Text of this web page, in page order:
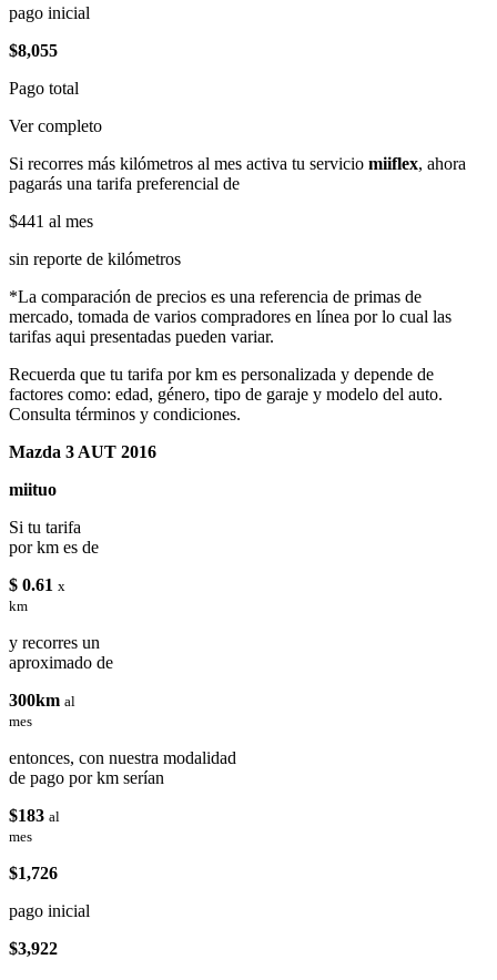
pago inicial
$8,055
Pago total
Ver completo
Si recorres más kilómetros al mes activa tu servicio miiflex, ahora
pagarás una tarifa preferencial de
$441 al mes
sin reporte de kilómetros
*La comparación de precios es una referencia de primas de
mercado, tomada de varios compradores en línea por lo cual las
tarifas aqui presentadas pueden variar.
Recuerda que tu tarifa por km es personalizada y depende de
factores como: edad, género, tipo de garaje y modelo del auto.
Consulta términos y condiciones.
Mazda 3 AUT 2016
miituo
Si tu tarifa
por km es de
$ 0.61 x
km
y recorres un
aproximado de
300km al
mes
entonces, con nuestra modalidad
de pago por km serían
$183 al
mes
$1,726
pago inicial
$3,922